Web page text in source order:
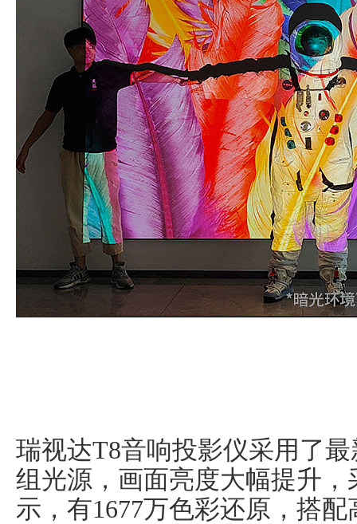
瑞视达T8音响投影仪采用了
组光源，画面亮度大幅提升，
示，有1677万色彩还原，搭